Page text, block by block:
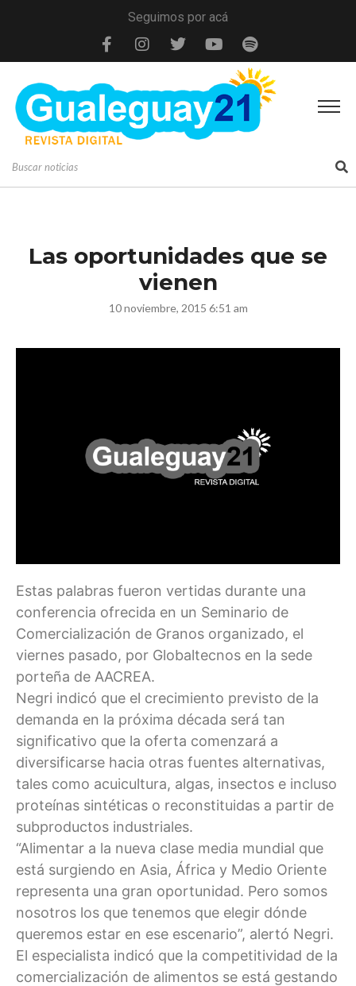
Seguimos por acá
Las oportunidades que se
vienen
10 noviembre, 2015 6:51 am
Estas palabras fueron vertidas durante una
conferencia ofrecida en un Seminario de
Comercialización de Granos organizado, el
viernes pasado, por Globaltecnos en la sede
porteña de AACREA.
Negri indicó que el crecimiento previsto de la
demanda en la próxima década será tan
significativo que la oferta comenzará a
diversificarse hacia otras fuentes alternativas,
tales como acuicultura, algas, insectos e incluso
proteínas sintéticas o reconstituidas a partir de
subproductos industriales.
“Alimentar a la nueva clase media mundial que
está surgiendo en Asia, África y Medio Oriente
representa una gran oportunidad. Pero somos
nosotros los que tenemos que elegir dónde
queremos estar en ese escenario”, alertó Negri.
El especialista indicó que la competitividad de la
comercialización de alimentos se está gestando